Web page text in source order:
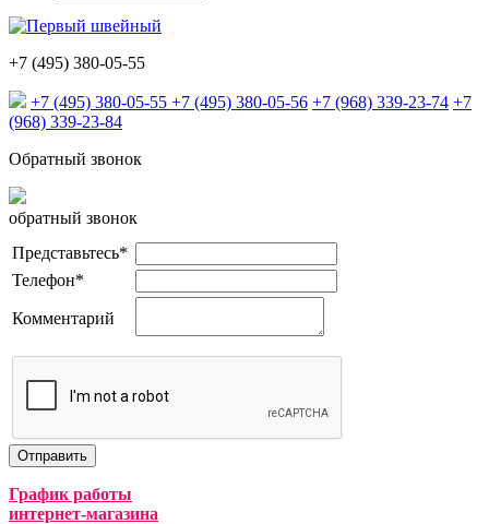
+7 (495) 380-05-55
+7 (495) 380-05-55 +7 (495) 380-05-56 +7 (968) 339-23-74 +7
(968) 339-23-84
Обратный звонок
обратный звонок
Представьтесь*
Телефон*
Комментарий
График работы
интернет-магазина